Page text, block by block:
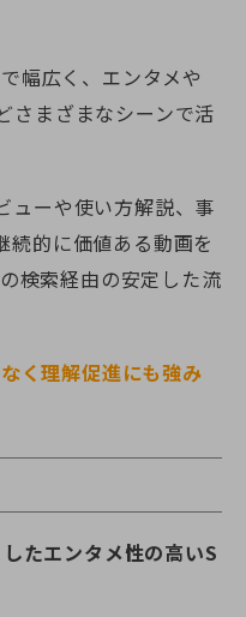
幅広く、エンタメや
さまざまなシーンで活
ューや使い方解説、事
続的に価値ある動画を
検索経由の安定した流
く理解促進にも強み
たエンタメ性の高いS